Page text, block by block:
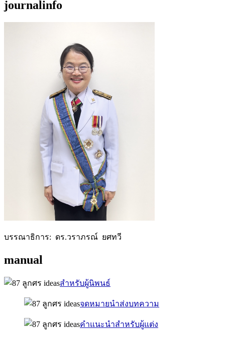
journalinfo
บรรณาธิการ: ดร.วราภรณ์ ยศทวี
manual
สำหรับผู้นิพนธ์
จดหมายนำส่งบทความ
คำแนะนำสำหรับผู้แต่ง